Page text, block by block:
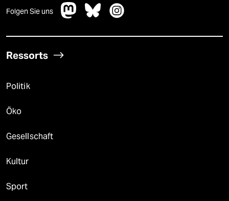
Folgen Sie uns
Ressorts
Politik
Öko
Gesellschaft
Kultur
Sport